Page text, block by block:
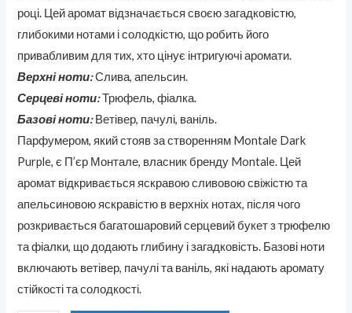
році. Цей аромат відзначається своєю загадковістю,
глибокими нотами і солодкістю, що робить його
привабливим для тих, хто цінує інтригуючі аромати.
Верхні ноти:Слива, апельсин.
Серцеві ноти:Трюфель, фіалка.
Базові ноти:Ветівер, пачулі, ваніль.
Парфумером, який стояв за створенням Montale Dark
Purple, є П’єр Монтале, власник бренду Montale. Цей
аромат відкривається яскравою сливовою свіжістю та
апельсиновою яскравістю в верхніх нотах, після чого
розкривається багатошаровий серцевий букет з трюфелю
та фіалки, що додають глибину і загадковість. Базові ноти
включають ветівер, пачулі та ваніль, які надають аромату
стійкості та солодкості.